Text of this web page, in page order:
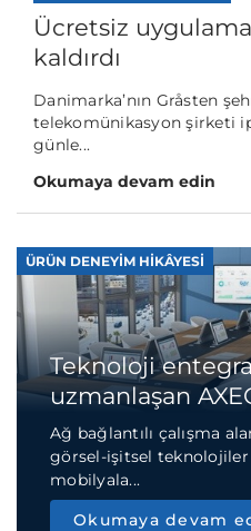
Ücretsiz
kaldırdı
Danimarka’nın Gråsten
telekomünikasyon şirketi
günle...
Okumaya devam edin
ÜRÜN DENEYIM HIKÂYESI
Teknoloji
uzmanlaşan
Ağ bağlantılı çalışma
görsel-işitsel
mobilyala...
Okumaya devam